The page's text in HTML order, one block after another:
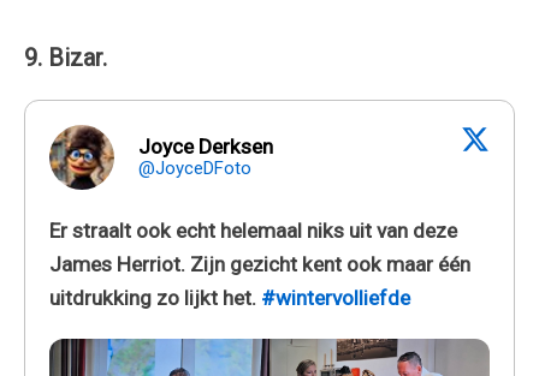
9. Bizar.
Joyce Derksen
@JoyceDFoto
Er straalt ook echt helemaal niks uit van deze
James Herriot. Zijn gezicht kent ook maar één
uitdrukking zo lijkt het. #wintervolliefde